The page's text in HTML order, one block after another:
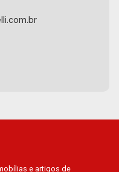
21
e artigos de